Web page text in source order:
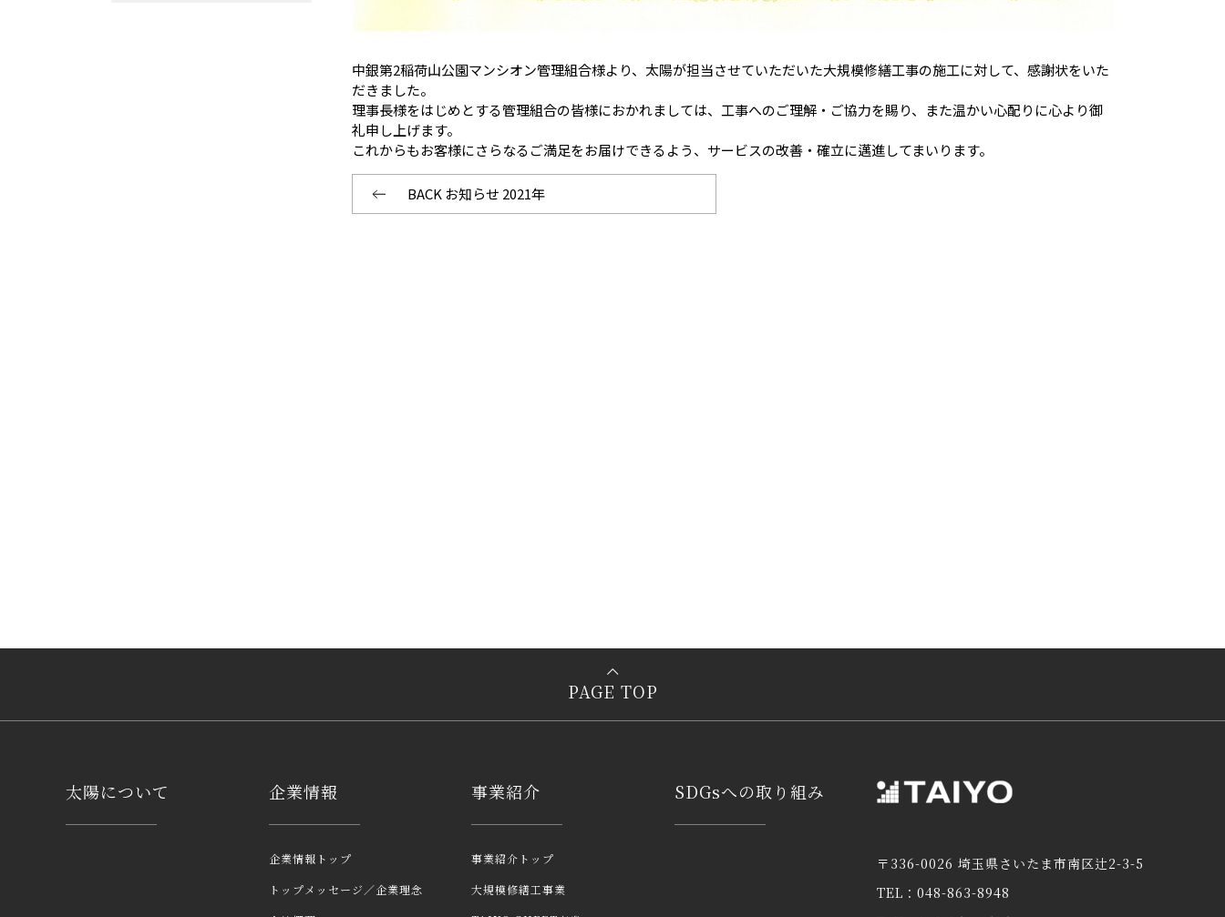
中銀第2稲荷山公園マンシオン管理組合様より、太陽が担当させていただいた大規模修繕工事の施工に対して、感謝状をいた
だきました。
理事長様をはじめとする管理組合の皆様におかれましては、工事へのご理解・ご協力を賜り、また温かい心配りに心より御
礼申し上げます。
これからもお客様にさらなるご満足をお届けできるよう、サービスの改善・確立に邁進してまいります。
BACK お知らせ 2021年
PAGE TOP
太陽について 企業情報
企業情報トップ
トップメッセージ／企業理念
事業紹介
事業紹介トップ
大規模修繕工事業
SDGsへの取り組み
〒336-0026 埼玉県さいたま市南区辻2-3-5
TEL：048-863-8948